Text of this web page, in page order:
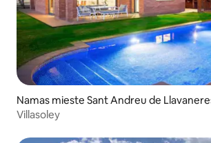
Namas mieste Sant Andreu de
Villasoley